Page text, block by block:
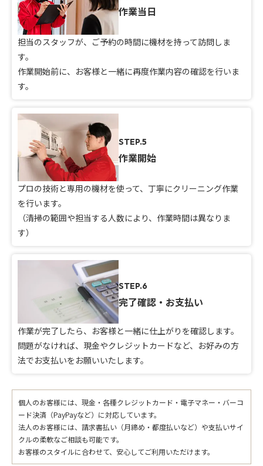
作業当日
担当のスタッフが、ご予約の時間に機材を持って訪問しま
す。
作業開始前に、お客様と一緒に再度作業内容の確認を行いま
す。
STEP.5
作業開始
プロの技術と専用の機材を使って、丁寧にクリーニング作業
を行います。
（清掃の範囲や担当する人数により、作業時間は異なりま
す）
STEP.6
完了確認・お支払い
作業が完了したら、お客様と一緒に仕上がりを確認します。
問題がなければ、現金やクレジットカードなど、お好みの方
法でお支払いをお願いいたします。
個人のお客様には、現金・各種クレジットカード・電子マネー・バーコ
ード決済（PayPayなど）に対応しています。
法人のお客様には、請求書払い（月締め・都度払いなど）や支払いサイ
クルの柔軟なご相談も可能です。
お客様のスタイルに合わせて、安心してご利用いただけます。